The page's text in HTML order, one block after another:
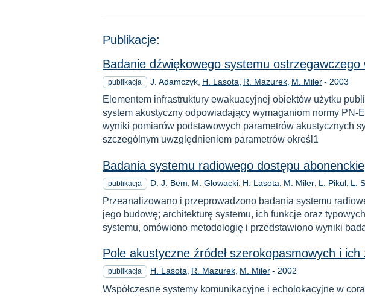
Publikacje:
Badanie dźwiękowego systemu
publikacja J. Adamczyk H. Lasota R. Mazurek M. Miler - Rok
2003
Elementem infrastruktury ewakuacyjnej obiektów użytku
system akustyczny odpowiadający wymaganiom normy
wyniki pomiarów podstawowych parametrów akustycznych
szczególnym uwzględnieniem parametrów określ1
Badania systemu radiowego dostępu
publikacja D. J. Bem M. Głowacki H. Lasota M. Miler L. Pikul L.
Przeanalizowano i przeprowadzono badania systemu
jego budowę; architekturę systemu, ich funkcje oraz
systemu, omówiono metodologię i przedstawiono wyniki
Pole akustyczne źródeł szerokopasmowych i ich
publikacja H. Lasota R. Mazurek M. Miler - Rok
2002
Współczesne systemy komunikacyjne i echolokacyjne w